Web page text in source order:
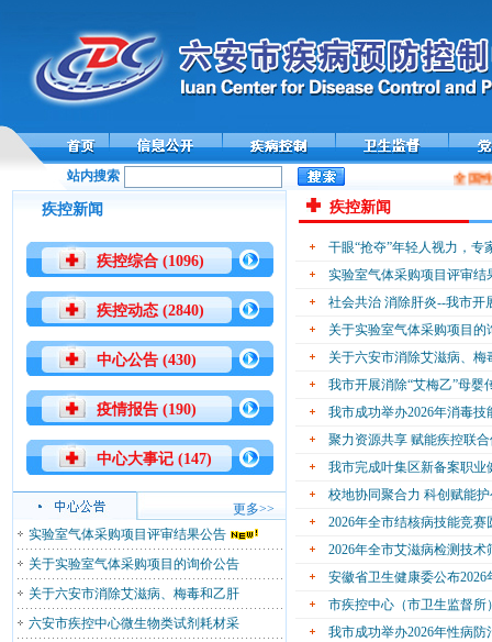
站内搜索 全国
疾控新闻
疾控综合 (1096)
疾控动态 (2840)
中心公告 (430)
疫情报告 (190)
中心大事记 (147)
更多>>
实验室气体采购项目评审结果公告
关于实验室气体采购项目的询价公告
关于六安市消除艾滋病、梅毒和乙肝
六安市疾控中心微生物类试剂耗材采
疾控新闻
干眼“抢夺”年轻人视力，专
实验室气体采购项目评审结
社会共治 消除肝炎--我市开
关于实验室气体采购项目的
关于六安市消除艾滋病、
我市开展消除“艾梅乙”母婴
我市成功举办2026年消毒技
聚力资源共享 赋能疾控联
我市完成叶集区新备案职
校地协同聚合力 科创赋能
2026年全市结核病技能竞赛
2026年全市艾滋病检测技
安徽省卫生健康委公布
市疾控中心（市卫生监督所
我市成功举办2026年性病防